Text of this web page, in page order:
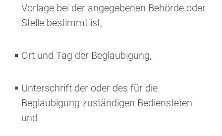
Vorlage bei der angegebenen Behörde oder
Stelle bestimmt ist,
Ort und Tag der Beglaubigung,
Unterschrift der oder des für die
Beglaubigung zuständigen Bediensteten
und